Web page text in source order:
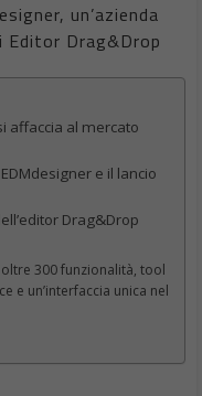
un’azienda
Editor Drag&Drop
affaccia al mercato
e il lancio
Drag&Drop
300 funzionalità, tool
e un’interfaccia unica nel